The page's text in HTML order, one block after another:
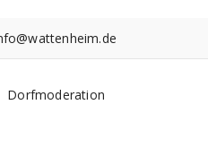
Dorfmoderation